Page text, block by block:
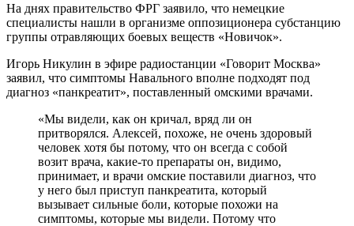
На днях правительство ФРГ заявило, что немецкие
специалисты нашли в организме оппозиционера субстанцию
группы отравляющих боевых веществ «Новичок».
Игорь Никулин в эфире радиостанции «Говорит Москва»
заявил, что симптомы Навального вполне подходят под
диагноз «панкреатит», поставленный омскими врачами.
«Мы видели, как он кричал, вряд ли он
притворялся. Алексей, похоже, не очень здоровый
человек хотя бы потому, что он всегда с собой
возит врача, какие-то препараты он, видимо,
принимает, и врачи омские поставили диагноз, что
у него был приступ панкреатита, который
вызывает сильные боли, которые похожи на
симптомы, которые мы видели. Потому что